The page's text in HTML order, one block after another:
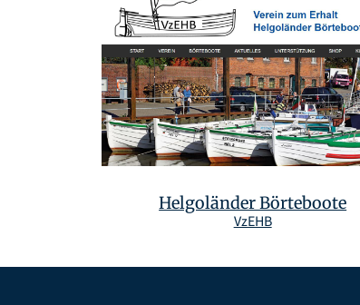
Helgoländer Börteboote
VzEHB